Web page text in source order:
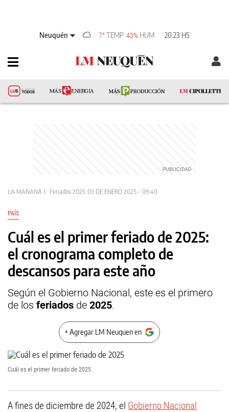
Neuquén 7°TEMP 43% HUM 20:23 HS
LA MAÑANA Feriados 2025 03 DE ENERO 2025 - 09:40
PAÍS
Cuál es el primer feriado de 2025:
el cronograma completo de
descansos para este año
Según el Gobierno Nacional, este es el primero
de los feriados de 2025.
+ Agregar LM Neuquen en
Cuál es el primer feriado de 2025
A fines de diciembre de 2024, el Gobierno Nacional